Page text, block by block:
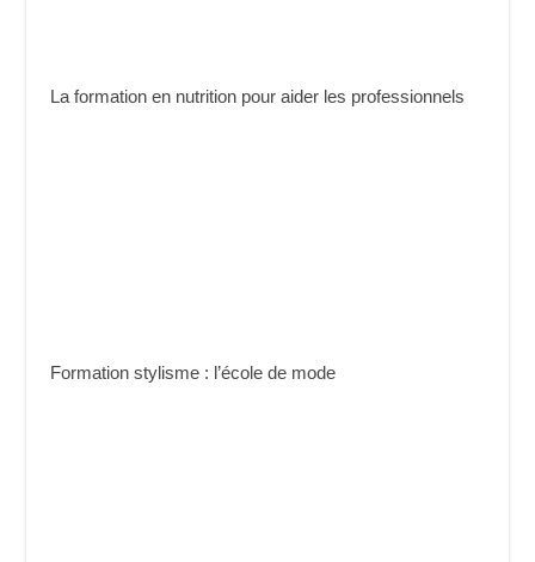
La formation en nutrition pour aider les professionnels
Formation stylisme : l’école de mode